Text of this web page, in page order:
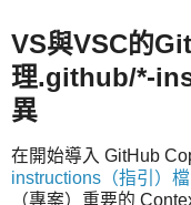
VS與VSC的
理.github/*-
異
在開始導入 GitHub
instructions（指引）檔
（專案）重要的